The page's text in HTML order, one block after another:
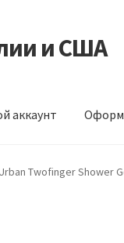
и США
аккаунт
заказа
Twofinger Shower